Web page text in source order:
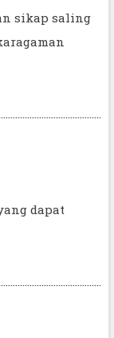
sikap saling
dapat